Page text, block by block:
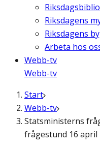
Riksdagens
Riksdagens
Arbeta hos
Webb-tv
Webb-tv
Start
Webb-tv
Statsministerns
frågestund 16 april